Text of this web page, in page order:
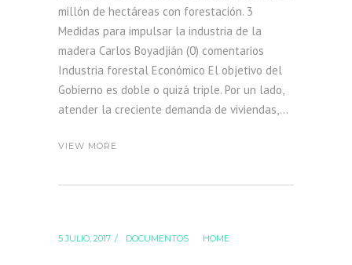
millón de hectáreas con forestación. 3
Medidas para impulsar la industria de la
madera Carlos Boyadjián (0) comentarios
Industria forestal Económico El objetivo del
Gobierno es doble o quizá triple. Por un lado,
atender la creciente demanda de viviendas,...
VIEW MORE
5 JULIO, 2017 DOCUMENTOS HOME